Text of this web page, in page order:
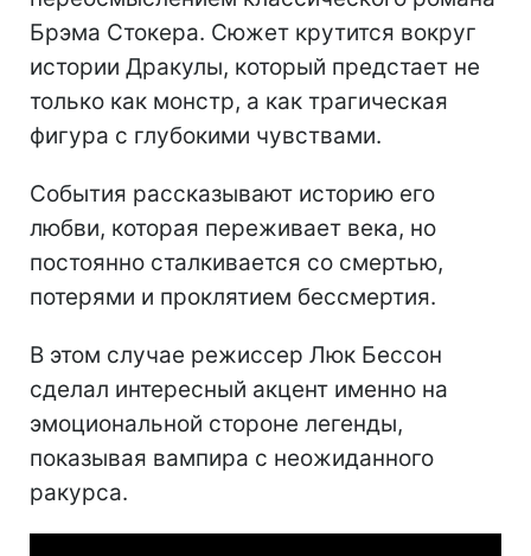
Брэма Стокера. Сюжет крутится вокруг
истории Дракулы, который предстает не
только как монстр, а как трагическая
фигура с глубокими чувствами.
События рассказывают историю его
любви, которая переживает века, но
постоянно сталкивается со смертью,
потерями и проклятием бессмертия.
В этом случае режиссер Люк Бессон
сделал интересный акцент именно на
эмоциональной стороне легенды,
показывая вампира с неожиданного
ракурса.